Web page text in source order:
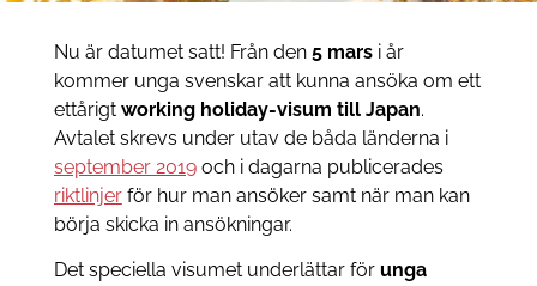
Nu är datumet satt! Från den5 marsi år
kommer unga svenskar att kunna ansöka om ett
ettårigt working holiday-visum till Japan.
Avtalet skrevs under utav de båda länderna i
september 2019och i dagarna publicerades
riktlinjerför hur man ansöker samt när man kan
börja skicka in ansökningar.
Det speciella visumet underlättar för unga